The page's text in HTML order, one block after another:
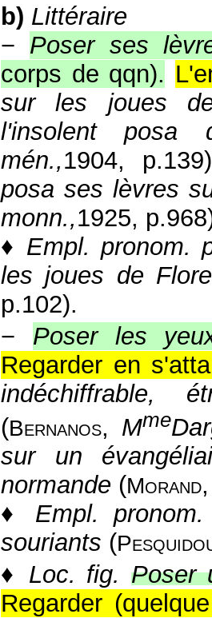
b) Littéraire
− Poser ses
corps de qqn).
sur les joues
l'insolent posa
mén.,1904,
posa ses lèvres
monn.,1925,
♦ Empl. pronom.
les joues de
p.102).
− Poser les
Regarder en
indéchiffrable,
(Bernanos, Mme
sur un
normande (Morand
♦ Empl. pronom.
souriants (
♦ Loc. fig. Poser
Regarder